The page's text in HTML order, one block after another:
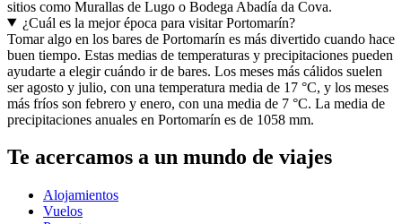
sitios como Murallas de Lugo o Bodega Abadía da Cova.
¿Cuál es la mejor época para visitar Portomarín?
Tomar algo en los bares de Portomarín es más divertido cuando hace
buen tiempo. Estas medias de temperaturas y precipitaciones pueden
ayudarte a elegir cuándo ir de bares. Los meses más cálidos suelen
ser agosto y julio, con una temperatura media de 17 °C, y los meses
más fríos son febrero y enero, con una media de 7 °C. La media de
precipitaciones anuales en Portomarín es de 1058 mm.
Te acercamos a un mundo de viajes
Alojamientos
Vuelos